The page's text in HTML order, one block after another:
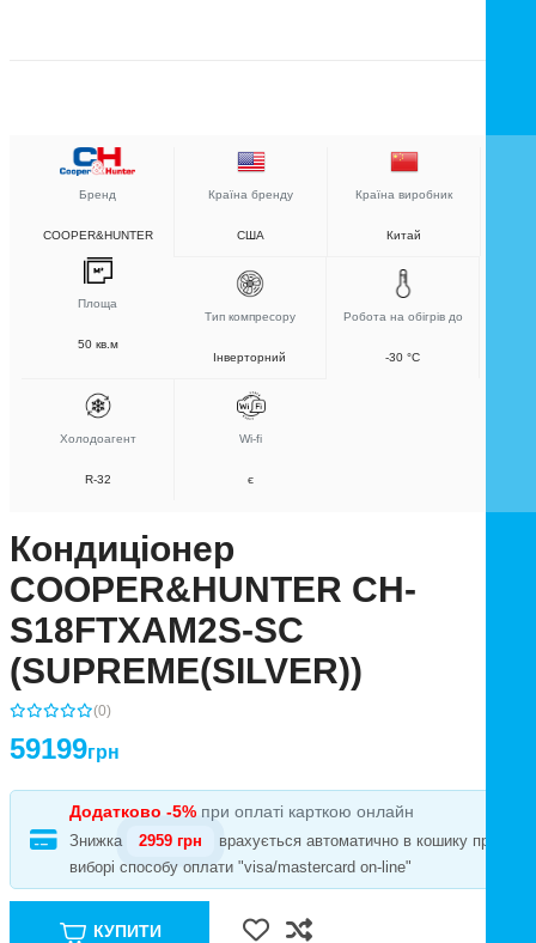
Бренд
COOPER&HUNTER
Країна бренду
США
Країна виробник
Китай
Площа
50 кв.м
Тип компресору
Інверторний
Робота на обігрів до
-30 °C
Холодоагент
R-32
Wi-fi
є
Кондиціонер
COOPER&HUNTER CH-
S18FTXAM2S-SC
(SUPREME(SILVER))
(0)
59199грн
Додатково -5% при оплаті карткою онлайн
Знижка 2959 грн
врахується автоматично в кошику при
виборі способу оплати "visa/mastercard on-line"
КУПИТИ